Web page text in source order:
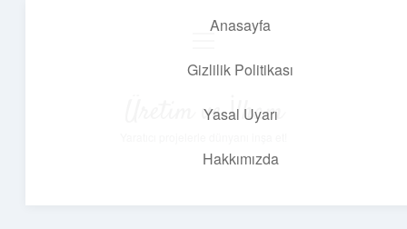
Anasayfa
Gizlilik Politikası
Yasal Uyarı
Hakkımızda
Üretim ve İlham